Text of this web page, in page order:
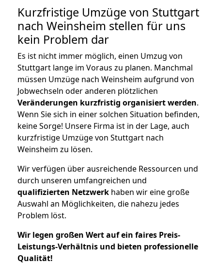
Kurzfristige Umzüge von Stuttgart
nach Weinsheim stellen für uns
kein Problem dar
Es ist nicht immer möglich, einen Umzug von
Stuttgart lange im Voraus zu planen. Manchmal
müssen Umzüge nach Weinsheim aufgrund von
Jobwechseln oder anderen plötzlichen
Veränderungen kurzfristig organisiert werden.
Wenn Sie sich in einer solchen Situation befinden,
keine Sorge! Unsere Firma ist in der Lage, auch
kurzfristige Umzüge von Stuttgart nach
Weinsheim zu lösen.
Wir verfügen über ausreichende Ressourcen und
durch unseren umfangreichen und
qualifizierten Netzwerk haben wir eine große
Auswahl an Möglichkeiten, die nahezu jedes
Problem löst.
Wir legen großen Wert auf ein faires Preis-
Leistungs-Verhältnis und bieten professionelle
Qualität!